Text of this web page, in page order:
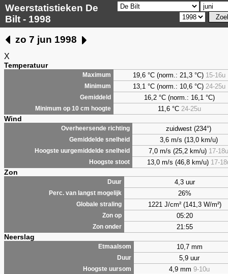
Weerstatistieken De
Bilt - 1998
zo 7 jun 1998
X
Temperatuur
Maximum 19,6 °C (norm.: 21,3 °C) 15-16u
Minimum 13,1 °C (norm.: 10,6 °C) 24-25u
Gemiddeld 16,2 °C (norm.: 16,1 °C)
Minimum op 10 cm hoogte 11,6 °C 24-25u
Wind
Overheersende richting zuidwest (234°)
Gemiddelde snelheid 3,6 m/s (13,0 km/u)
Hoogste uurgemiddelde snelheid 7,0 m/s (25,2 km/u) 17-18u
Hoogste stoot 13,0 m/s (46,8 km/u) 17-
Zon
Duur 4,3 uur
Perc. van langst mogelijk 26%
Globale straling 1221 J/cm² (141,3 W/m²)
Zon op 05:20
Zon onder 21:55
Neerslag
Etmaalsom 10,7 mm
Duur 5,9 uur
Hoogste uursom 4,9 mm 9-10u